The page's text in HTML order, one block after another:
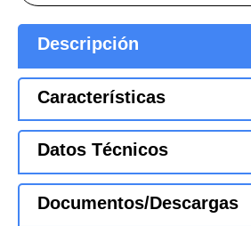
Descripción
Características
Datos Técnicos
Documentos/Descargas